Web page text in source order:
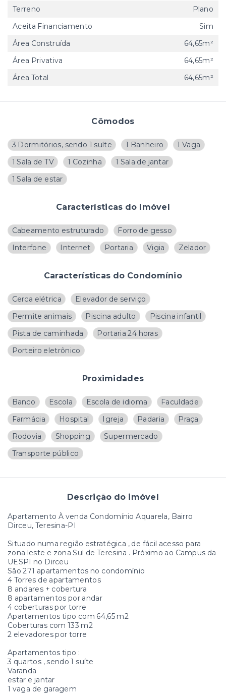
Cômodos
3 Dormitórios, sendo 1 suíte 1 Banheiro
1 Vaga
1 Sala de TV
1 Cozinha
1 Sala de jantar
1 Sala de estar
Características do Imóvel
Cabeamento estruturado
Forro de gesso
Interfone
Internet Portaria Vigia Zelador
Características do Condomínio
Cerca elétrica
Elevador de serviço
Permite animais
Piscina adulto
Piscina infantil
Pista de caminhada
Portaria 24 horas
Porteiro eletrônico
Proximidades
Banco Escola Escola de idioma
Faculdade
Farmácia
Hospital Igreja Padaria
Praça
Rodovia
Shopping
Supermercado
Transporte público
Descrição do imóvel
Apartamento À venda Condomínio Aquarela, Bairro
Dirceu, Teresina-PI
Situado numa região estratégica , de fácil acesso para
zona leste e zona Sul de Teresina . Próximo ao Campus da
UESPI no Dirceu
São 271 apartamentos no condomínio
4 Torres de apartamentos
8 andares + cobertura
8 apartamentos por andar
4 coberturas por torre
Apartamentos tipo com 64,65 m2
Coberturas com 133 m2
2 elevadores por torre
Apartamentos tipo :
3 quartos , sendo 1 suíte
Varanda
estar e jantar
1 vaga de garagem
Terreno
Plano
Aceita Financiamento
Sim
Área Construída
64,65m²
Área Privativa
64,65m²
Área Total
64,65m²